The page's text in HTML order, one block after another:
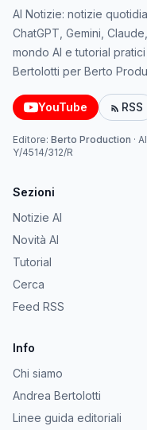
AI Notizie: notizie
ChatGPT, Gemini,
mondo AI e tutorial
Bertolotti per Berto
YouTube RSS
Editore: Berto Production ·
Y/4514/312/R
Sezioni
Notizie AI
Novità AI
Tutorial
Cerca
Feed RSS
Info
Chi siamo
Andrea Bertolotti
Linee guida editoriali